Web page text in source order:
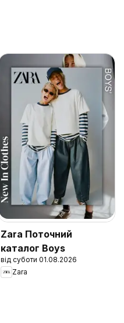
Zara Поточний
каталог Boys
від суботи 01.08.2026
Zara